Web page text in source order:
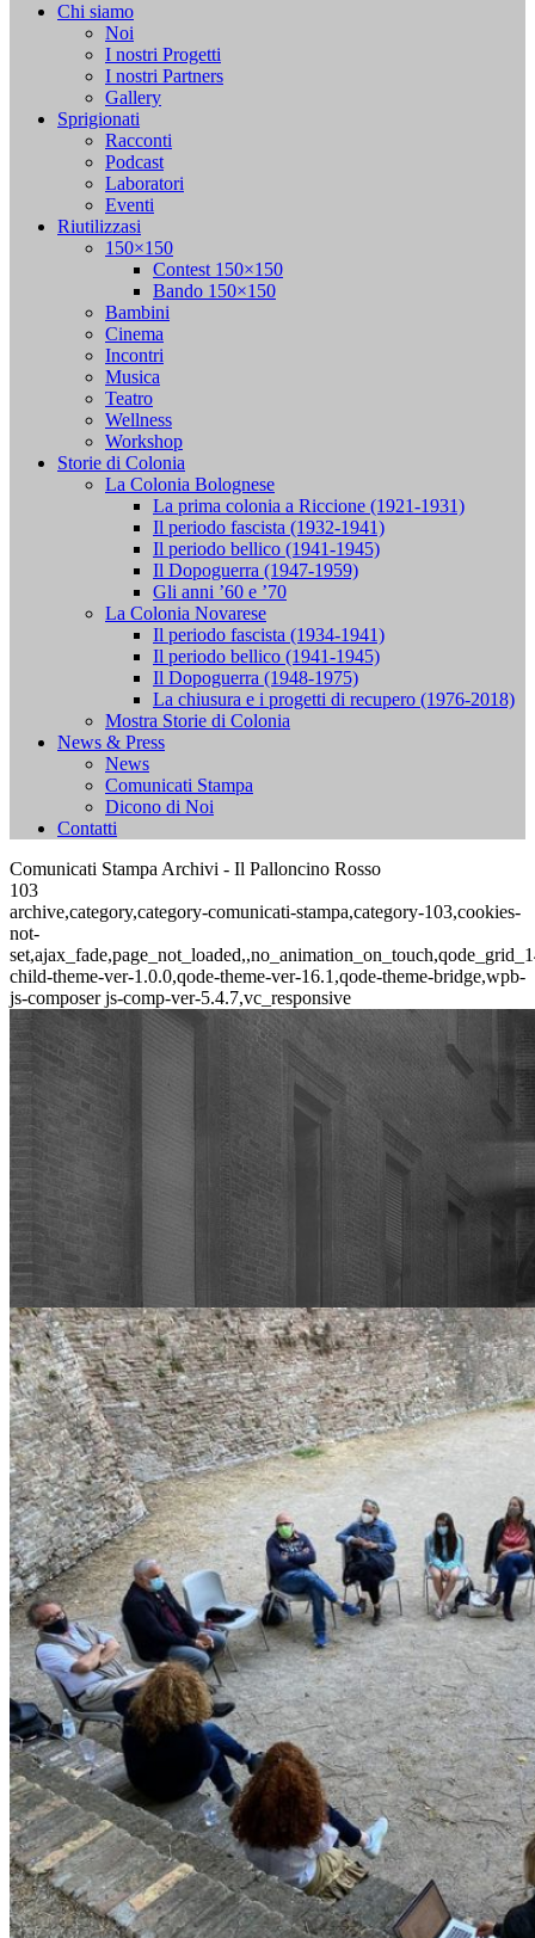
Chi siamo
Noi
I nostri Progetti
I nostri Partners
Gallery
Sprigionati
Racconti
Podcast
Laboratori
Eventi
Riutilizzasi
150×150
Contest 150×150
Bando 150×150
Bambini
Cinema
Incontri
Musica
Teatro
Wellness
Workshop
Storie di Colonia
La Colonia Bolognese
La prima colonia a Riccione (1921-1931)
Il periodo fascista (1932-1941)
Il periodo bellico (1941-1945)
Il Dopoguerra (1947-1959)
Gli anni ’60 e ’70
La Colonia Novarese
Il periodo fascista (1934-1941)
Il periodo bellico (1941-1945)
Il Dopoguerra (1948-1975)
La chiusura e i progetti di recupero (1976-2018)
Mostra Storie di Colonia
News & Press
News
Comunicati Stampa
Dicono di Noi
Contatti
Comunicati Stampa Archivi - Il Palloncino Rosso
103
archive,category,category-comunicati-stampa,category-103,cookies-
not-
child-theme-ver-1.0.0,qode-theme-ver-16.1,qode-theme-bridge,wpb-
js-composer js-comp-ver-5.4.7,vc_responsive
Comunicati Stampa